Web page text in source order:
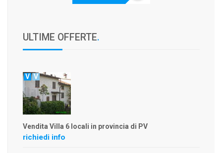
ULTIME OFFERTE.
V V
Vendita Villa 6 locali in provincia di PV
richiedi info